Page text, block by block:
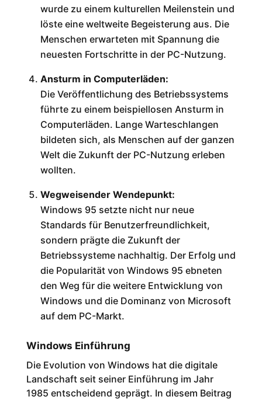
wurde zu einem kulturellen Meilenstein und
löste eine weltweite Begeisterung aus. Die
Menschen erwarteten mit Spannung die
neuesten Fortschritte in der PC-Nutzung.
Ansturm in Computerläden:
Die Veröffentlichung des Betriebssystems
führte zu einem beispiellosen Ansturm in
Computerläden. Lange Warteschlangen
bildeten sich, als Menschen auf der ganzen
Welt die Zukunft der PC-Nutzung erleben
wollten.
Wegweisender Wendepunkt:
Windows 95 setzte nicht nur neue
Standards für Benutzerfreundlichkeit,
sondern prägte die Zukunft der
Betriebssysteme nachhaltig. Der Erfolg und
die Popularität von Windows 95 ebneten
den Weg für die weitere Entwicklung von
Windows und die Dominanz von Microsoft
auf dem PC-Markt.
Windows Einführung
Die Evolution von Windows hat die digitale
Landschaft seit seiner Einführung im Jahr
1985 entscheidend geprägt. In diesem Beitrag